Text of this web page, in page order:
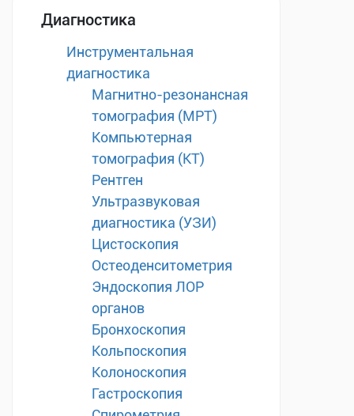
Диагностика
Инструментальная
диагностика
Магнитно-резонансная
томография (МРТ)
Компьютерная
томография (КТ)
Рентген
Ультразвуковая
диагностика (УЗИ)
Цистоскопия
Остеоденситометрия
Эндоскопия ЛОР
органов
Бронхоскопия
Кольпоскопия
Колоноскопия
Гастроскопия